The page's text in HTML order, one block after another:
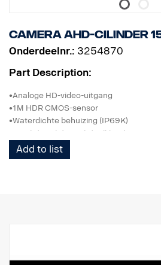
Camera AHD-cilinder
Onderdeelnr.: 3254870
Part Description:
•Analoge HD-video-uitgang
•1M HDR CMOS-sensor
•Waterdichte behuizing (IP69K)
•152 (H) 92 (V) 177 (D) Kijkhoek
•Normaal beeld
•0,1 LUX
Add to list